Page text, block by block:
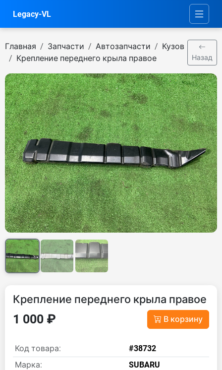
Legacy-VL
Главная Запчасти Автозапчасти
Кузов
Крепление переднего крыла правое
Назад
Крепление переднего крыла правое
1 000 ₽ В корзину
Код товара:
#38732
Марка:
SUBARU